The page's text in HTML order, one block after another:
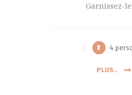
Garnissez-
4
PLUS..